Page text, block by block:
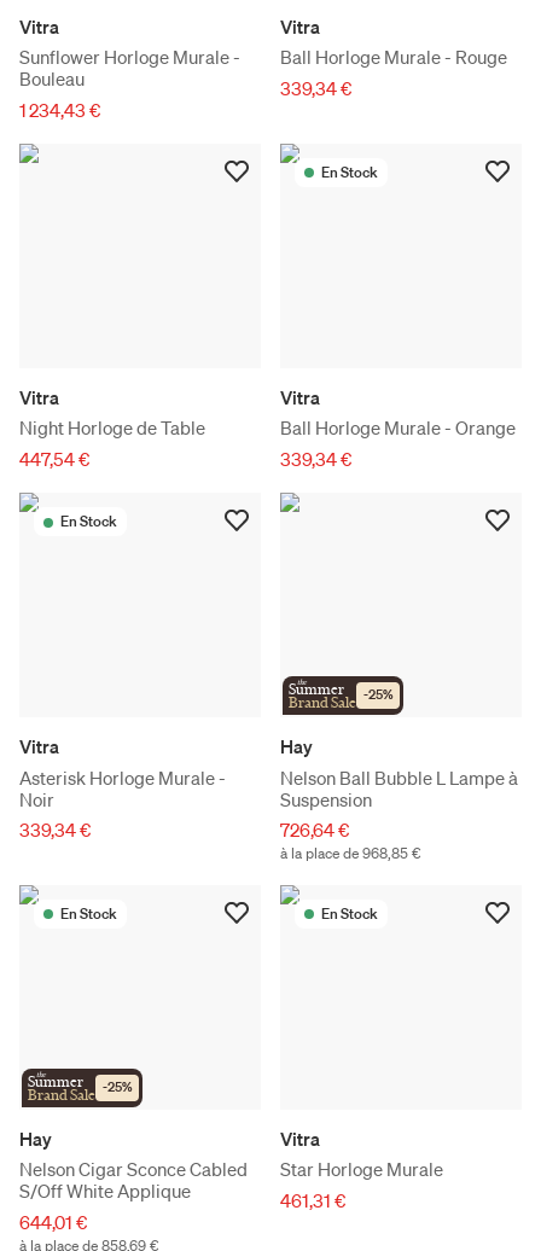
Vitra
Sunflower Horloge Murale -
Bouleau
1 234,43 €
Vitra
Ball Horloge Murale - Rouge
339,34 €
Vitra
Night Horloge de Table
447,54 €
En Stock
Vitra
Ball Horloge Murale - Orange
339,34 €
En Stock
Vitra
Asterisk Horloge Murale -
Noir
339,34 €
the
Summer
Brand Sale -25%
Hay
Nelson Ball Bubble L Lampe à
Suspension
726,64 €
à la place de 968,85 €
En Stock
the
Summer
Brand Sale -25%
Hay
Nelson Cigar Sconce Cabled
S/Off White Applique
644,01 €
à la place de 858,69 €
En Stock
Vitra
Star Horloge Murale
461,31 €